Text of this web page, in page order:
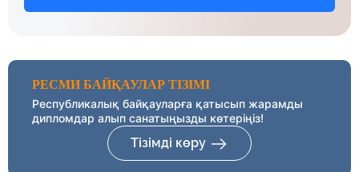
РЕСМИ БАЙҚАУЛАР ТІЗІМІ
Республикалық байқауларға қатысып жарамды
дипломдар алып санатыңызды көтеріңіз!
Тізімді көру